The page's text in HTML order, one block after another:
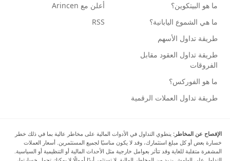
ما هو البيتكوين؟
ما هي الشموع اليابانية؟
طريقة تداول الأسهم
طريقة تداول العقود مقابل
الفروقات
ما هو الفوركس؟
طريقة تداول العملات الرقمية
أعلن مع Arincen
RSS
الإفصاح عن المخاطر: ينطوي التداول في الأدوات المالية على مخاطر عالية بما في ذلك خطر
خسارة بعض أو كل مبلغ استثمارك، وقد لا يكون مناسبًا لجميع المستثمرين. أسعار العملات
المشفرة متقلبة للغاية وقد تتأثر بعوامل خارجية مثل الأحداث المالية أو التنظيمية أو السياسية.